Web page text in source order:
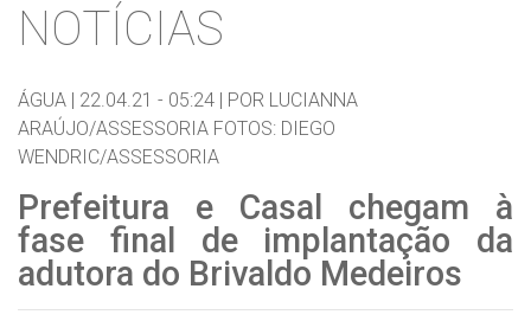
NOTÍCIAS
ÁGUA | 22.04.21 - 05:24 | POR LUCIANNA
ARAÚJO/ASSESSORIA FOTOS: DIEGO
WENDRIC/ASSESSORIA
Prefeitura e Casal chegam à
fase final de implantação da
adutora do Brivaldo Medeiros